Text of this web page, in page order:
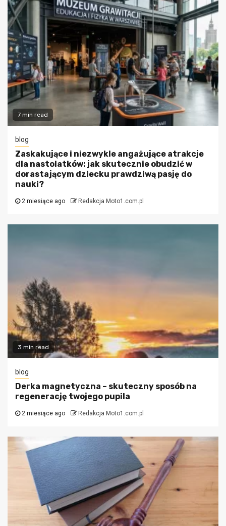
7 min read
blog
Zaskakujące i niezwykle angażujące atrakcje
dla nastolatków: jak skutecznie obudzić w
dorastającym dziecku prawdziwą pasję do
nauki?
2 miesiące ago Redakcja Moto1.com.pl
3 min read
blog
Derka magnetyczna – skuteczny sposób na
regenerację twojego pupila
2 miesiące ago Redakcja Moto1.com.pl